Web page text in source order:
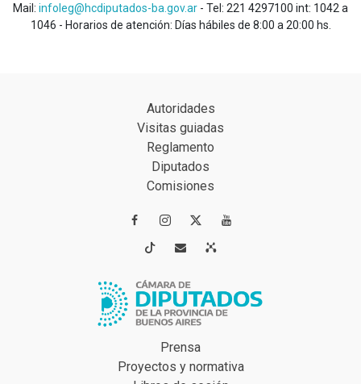
Mail: infoleg@hcdiputados-ba.gov.ar - Tel: 221 4297100 int: 1042 a
1046 - Horarios de atención: Días hábiles de 8:00 a 20:00 hs.
Autoridades
Visitas guiadas
Reglamento
Diputados
Comisiones
 
 
Prensa
Proyectos y normativa